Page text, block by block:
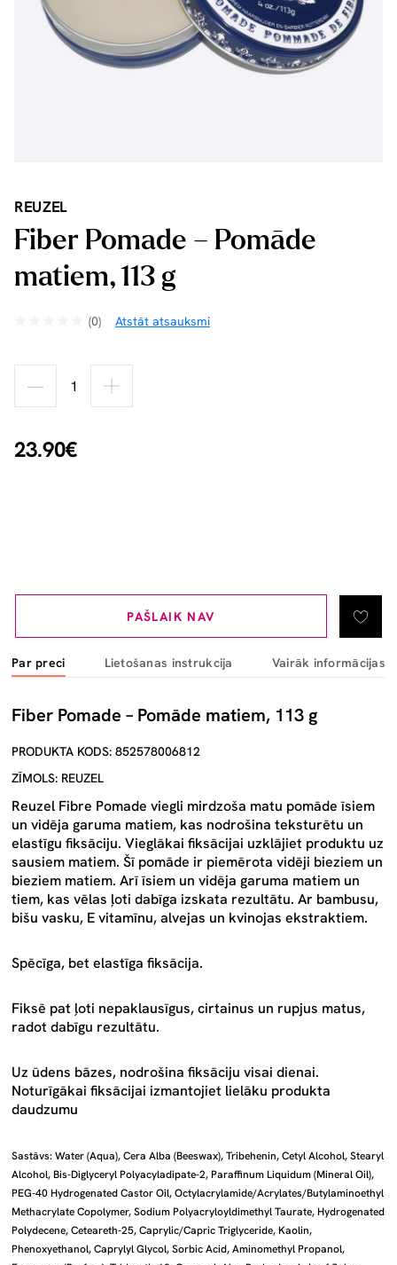
REUZEL
Fiber Pomade – Pomāde
matiem, 113 g
(0) Atstāt atsauksmi
23.90€
PAŠLAIK NAV
Par preci Lietošanas instrukcija Vairāk informācijas
Fiber Pomade – Pomāde matiem, 113 g
PRODUKTA KODS: 852578006812
ZĪMOLS: REUZEL
Reuzel Fibre Pomade viegli mirdzoša matu pomāde īsiem
un vidēja garuma matiem, kas nodrošina teksturētu un
elastīgu fiksāciju. Vieglākai fiksācijai uzklājiet produktu uz
sausiem matiem. Šī pomāde ir piemērota vidēji bieziem un
bieziem matiem. Arī īsiem un vidēja garuma matiem un
tiem, kas vēlas ļoti dabīga izskata rezultātu. Ar bambusu,
bišu vasku, E vitamīnu, alvejas un kvinojas ekstraktiem.
Spēcīga, bet elastīga fiksācija.
Fiksē pat ļoti nepaklausīgus, cirtainus un rupjus matus,
radot dabīgu rezultātu.
Uz ūdens bāzes, nodrošina fiksāciju visai dienai.
Noturīgākai fiksācijai izmantojiet lielāku produkta
daudzumu
Sastāvs: Water (Aqua), Cera Alba (Beeswax), Tribehenin, Cetyl Alcohol, Stearyl
Alcohol, Bis-Diglyceryl Polyacyladipate-2, Paraffinum Liquidum (Mineral Oil),
PEG-40 Hydrogenated Castor Oil, Octylacrylamide/Acrylates/Butylaminoethyl
Methacrylate Copolymer, Sodium Polyacryloyldimethyl Taurate, Hydrogenated
Polydecene, Ceteareth-25, Caprylic/Capric Triglyceride, Kaolin,
Phenoxyethanol, Caprylyl Glycol, Sorbic Acid, Aminomethyl Propanol,